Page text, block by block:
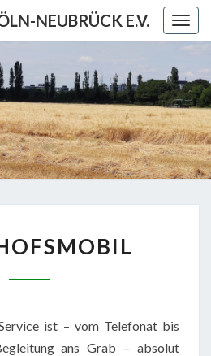
NEUBRÜCK E.V.
ist – vom Telefonat bis
ans Grab – absolut